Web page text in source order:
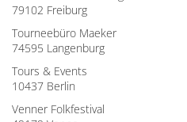
79102 Freiburg
Tourneebüro Maeker
74595 Langenburg
Tours & Events
10437 Berlin
Venner Folkfestival